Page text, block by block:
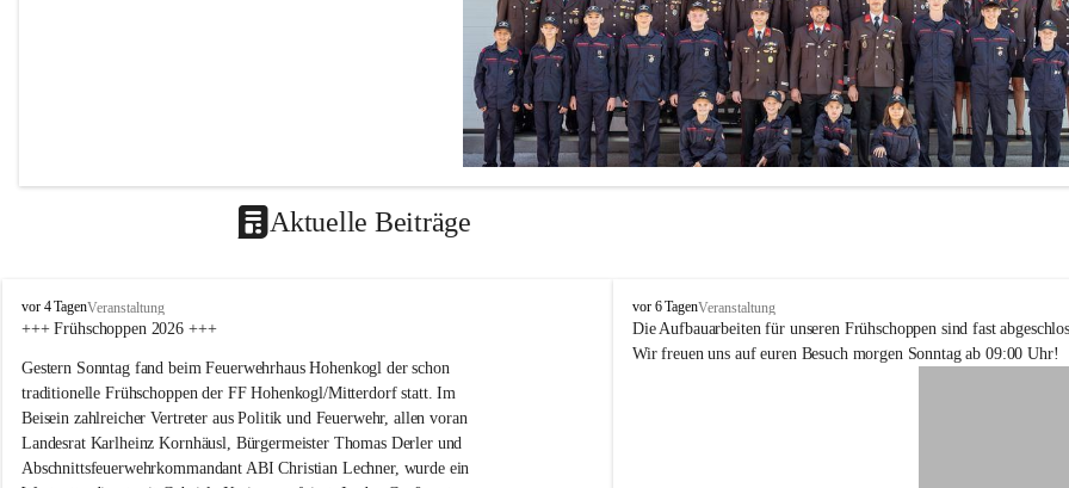
Aktuelle Beiträge
F
F
o
h
e
n
k
o
vor 4 TagenVeranstaltung
+++ Frühschoppen 2026 +++
Gestern Sonntag fand beim Feuerwehrhaus Hohenkogl der schon
traditionelle Frühschoppen der FF Hohenkogl/Mitterdorf statt. Im
Beisein zahlreicher Vertreter aus Politik und Feuerwehr, allen voran
Landesrat Karlheinz Kornhäusl, Bürgermeister Thomas Derler und
Abschnittsfeuerwehrkommandant ABI Christian Lechner, wurde ein
F
F
H
vor 6 TagenVeranstaltung
Die Aufbauarbeiten für unseren Frühschoppen sind fast
Wir freuen uns auf euren Besuch morgen Sonntag ab 09:00 Uhr!